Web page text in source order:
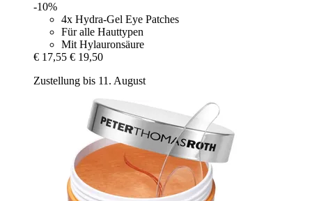
-10%
4x Hydra-Gel Eye Patches
Für alle Hauttypen
Mit Hylauronsäure
€ 17,55 € 19,50
Zustellung bis 11. August